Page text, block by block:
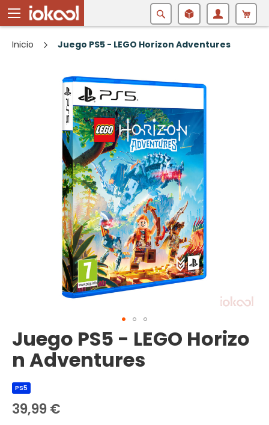
Buscar
Inicio Juego PS5 - LEGO Horizon Adventures
Saltar
al
comienzo
de
la
galería
de
imágenes
Juego PS5 - LEGO Horizo
n Adventures
PS5
39,99 €